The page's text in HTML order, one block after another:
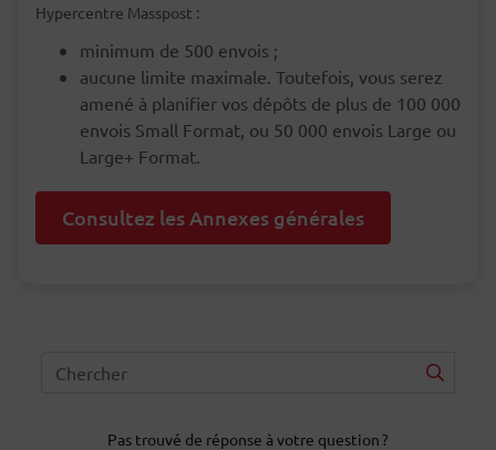
Hypercentre Masspost :
minimum de 500 envois ;
aucune limite maximale. Toutefois, vous serez
amené à planifier vos dépôts de plus de 100 000
envois Small Format, ou 50 000 envois Large ou
Large+ Format.
Consultez les Annexes générales
Pas trouvé de réponse à votre question ?